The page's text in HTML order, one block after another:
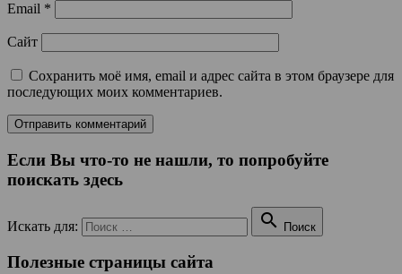
Email *
Сайт
Сохранить моё имя, email и адрес сайта в этом браузере для
последующих моих комментариев.
Если Вы что-то не нашли, то попробуйте
поискать здесь
Искать для:  Поиск
Полезные страницы сайта